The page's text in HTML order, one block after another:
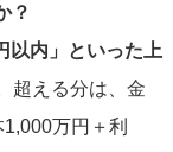
？
以内」といった上
超える分は、金
万円＋利